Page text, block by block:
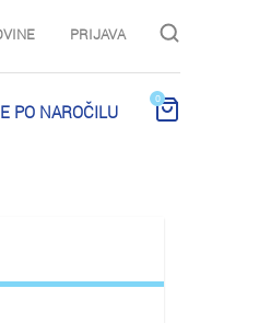
PRIJAVA
PO NAROČILU
0